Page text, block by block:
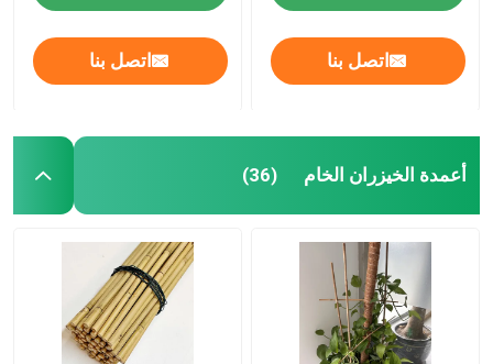
اتصل بنا اتصل بنا
أعمدة الخيزران الخام (36)